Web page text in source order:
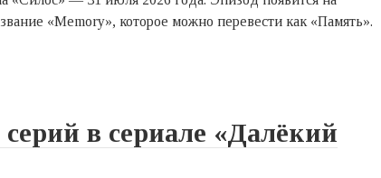
«Memory», которое можно перевести как «Память».
в сериале «Далёкий